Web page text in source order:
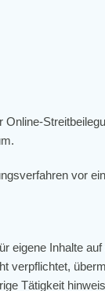
vor
eigene Inhalte
verpflichtet,
Tätigkeit